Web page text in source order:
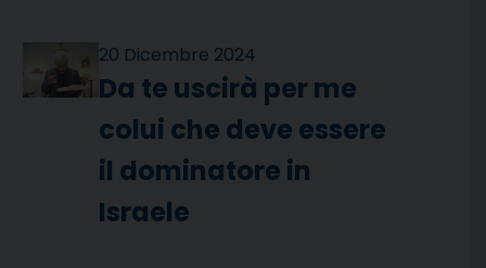
20 Dicembre 2024
Da te uscirà per me
colui che deve essere
il dominatore in
Israele